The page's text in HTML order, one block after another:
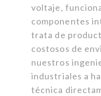
voltaje,
componentes
trata de
costosos de
nuestros
industriales a
técnica